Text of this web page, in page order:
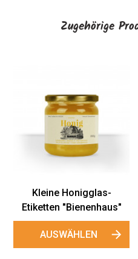
Zugehörige
Kleine Honigglas-
Etiketten "Bienenhaus"
AUSWÄHLEN